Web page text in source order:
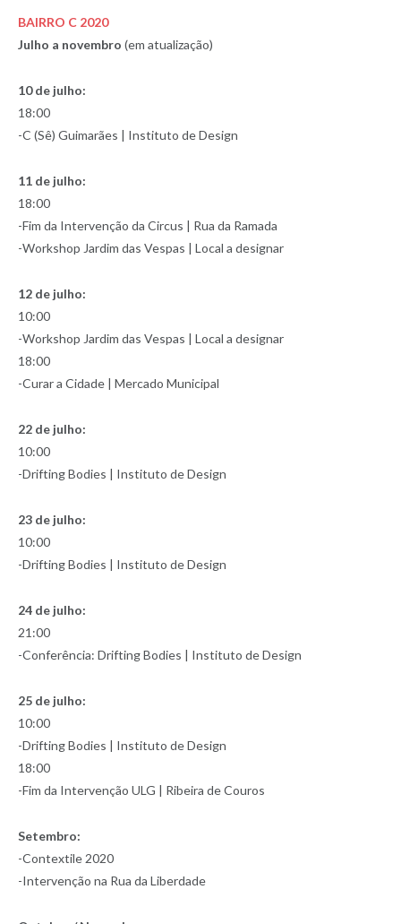
BAIRRO C 2020
Julho a novembro (em atualização)
10 de julho:
18:00
-C (Sê) Guimarães | Instituto de Design
11 de julho:
18:00
-Fim da Intervenção da Circus | Rua da Ramada
-Workshop Jardim das Vespas | Local a designar
12 de julho:
10:00
-Workshop Jardim das Vespas | Local a designar
18:00
-Curar a Cidade | Mercado Municipal
22 de julho:
10:00
-Drifting Bodies | Instituto de Design
23 de julho:
10:00
-Drifting Bodies | Instituto de Design
24 de julho:
21:00
-Conferência: Drifting Bodies | Instituto de Design
25 de julho:
10:00
-Drifting Bodies | Instituto de Design
18:00
-Fim da Intervenção ULG | Ribeira de Couros
Setembro:
-Contextile 2020
-Intervenção na Rua da Liberdade